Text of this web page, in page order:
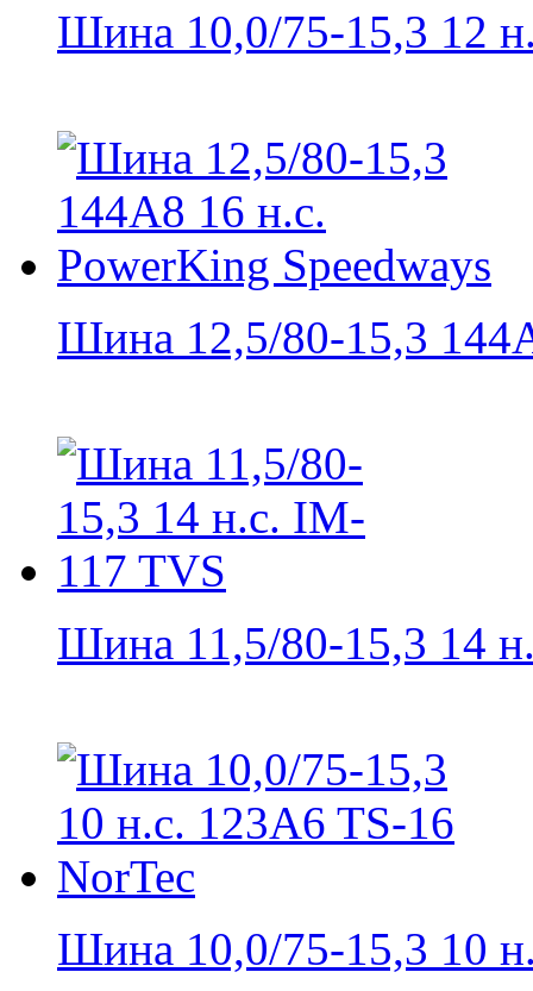
Шина 10,0/75-15,3 12
Шина 12,5/80-15,3
Шина 11,5/80-15,3 14
Шина 10,0/75-15,3 10